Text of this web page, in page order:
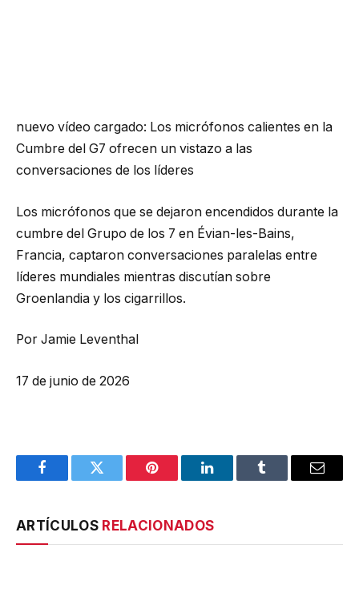
nuevo vídeo cargado: Los micrófonos calientes en la
Cumbre del G7 ofrecen un vistazo a las
conversaciones de los líderes
Los micrófonos que se dejaron encendidos durante la
cumbre del Grupo de los 7 en Évian-les-Bains,
Francia, captaron conversaciones paralelas entre
líderes mundiales mientras discutían sobre
Groenlandia y los cigarrillos.
Por Jamie Leventhal
17 de junio de 2026
FacebookTwitter Pinterest LinkedInTumblr Email
ARTÍCULOS RELACIONADOS